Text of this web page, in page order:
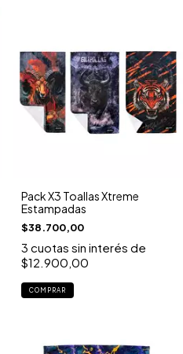
Pack X3 Toallas Xtreme
Estampadas
$38.700,00
3 cuotas sin interés de
$12.900,00